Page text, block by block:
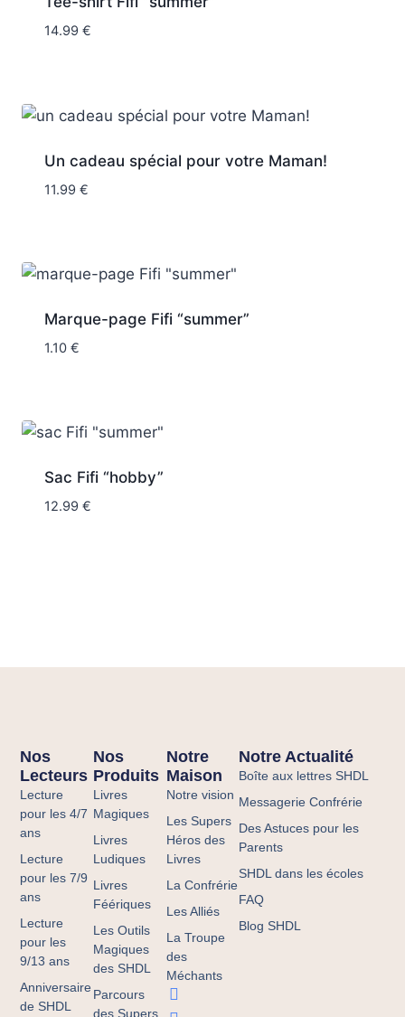
14.99 €
Un cadeau spécial pour votre Maman!
11.99 €
Marque-page Fifi “summer”
1.10 €
Sac Fifi “hobby”
12.99 €
Notre
Maison
Notre vision
Les Supers
Héros des
Livres
La Confrérie
Les Alliés
La Troupe
des
Méchants
Nos
Produits
Livres
Magiques
Livres
Ludiques
Livres
Féériques
Les Outils
Magiques
des SHDL
Parcours
des Supers
Nos
Lecteurs
Lecture
pour les 4/7
ans
Lecture
pour les 7/9
ans
Lecture
pour les
9/13 ans
Anniversaire
de SHDL
Notre Actualité
Boîte aux lettres SHDL
Messagerie Confrérie
Des Astuces pour les
Parents
SHDL dans les écoles
FAQ
Blog SHDL